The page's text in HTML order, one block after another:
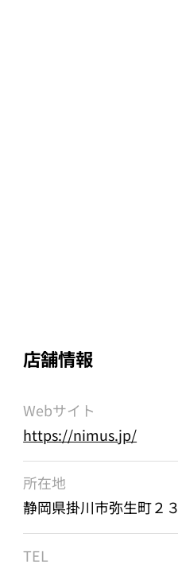
店舗情報
Webサイト
https://nimus.jp/
所在地
静岡県掛川市弥生町２３
TEL